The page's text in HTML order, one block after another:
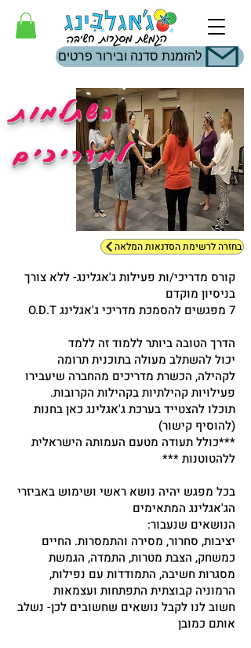
להזמנת סדנה ובירור פרטים
השתלמות
למדריכים
בחזרה לרשימת הסדנאות המלאה
קורס מדריכי/ות פעילות ג'אגלינג- ללא צורך
בניסיון מוקדם
7 מפגשים להסמכת מדריכי ג'אגלינג O.D.T
הדרך הטובה ביותר ללמוד זה ללמד
יכול להשתלב מעולה בתוכנית תרומה
לקהילה, הכשרת מדריכים מהחברה שיעבירו
פעילויות קהילתיות בקהילות הקרובות.
תוכלו להצטייד בערכת ג'אגלינג כאן בחנות
(להוסיף קישור)
***כולל תעודה מטעם העמותה הישראלית
ללהטוטנות ***
בכל מפגש יהיה נושא ראשי ושימוש באביזרי
הג'אגלינג המתאימים
הנושאים שנעבור:
יציבות, סחרור, מסירה והתמסרות. החיים
כמשחק, הצבת מטרות, התמדה, הגמשת
מסגרות חשיבה, התמודדות עם נפילות,
הרמוניה קבוצתית התפתחות ועצמאות
חשוב לנו לקבל נושאים שחשובים לכן- נשלב
אותם כמובן